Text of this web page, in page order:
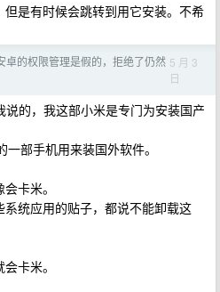
是有时候会跳转到用它安装。不希
卓的权限管理是假的，拒绝了仍然 5 月 3
日
的，我这部小米是专门为安装国产
部手机用来装国外软件。
卡米。
统应用的贴子，都说不能卸载这
卡米。